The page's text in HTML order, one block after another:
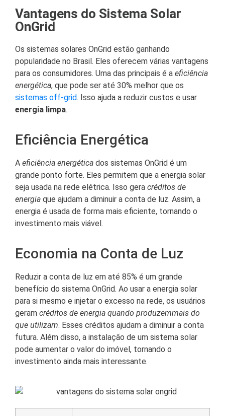
Vantagens do Sistema Solar
OnGrid
Os sistemas solares OnGrid estão ganhando
popularidade no Brasil. Eles oferecem várias vantagens
para os consumidores. Uma das principais é a eficiência
energética, que pode ser até 30% melhor que os
sistemas off-grid. Isso ajuda a reduzir custos e usar
energia limpa.
Eficiência Energética
A eficiência energética dos sistemas OnGrid é um
grande ponto forte. Eles permitem que a energia solar
seja usada na rede elétrica. Isso gera créditos de
energia que ajudam a diminuir a conta de luz. Assim, a
energia é usada de forma mais eficiente, tornando o
investimento mais viável.
Economia na Conta de Luz
Reduzir a conta de luz em até 85% é um grande
benefício do sistema OnGrid. Ao usar a energia solar
para si mesmo e injetar o excesso na rede, os usuários
geram créditos de energia quando produzemmais do
que utilizam. Esses créditos ajudam a diminuir a conta
futura. Além disso, a instalação de um sistema solar
pode aumentar o valor do imóvel, tornando o
investimento ainda mais interessante.